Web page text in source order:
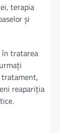
terapia
și
în tratarea
reapariția